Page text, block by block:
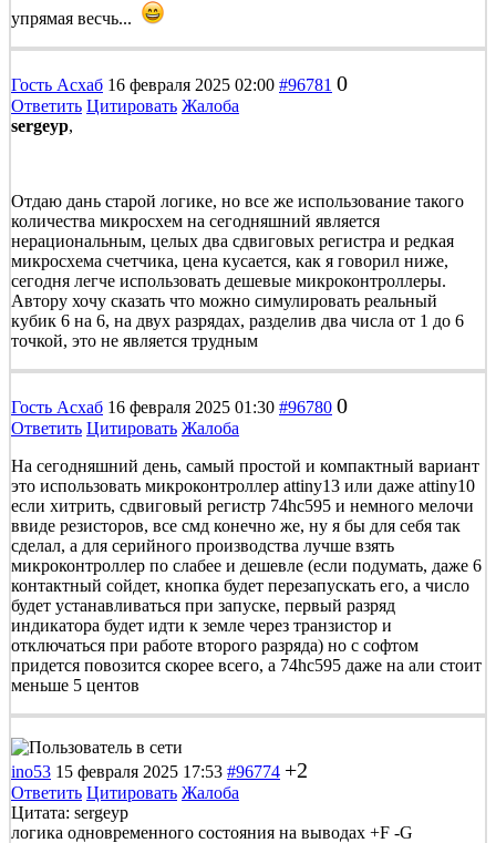
упрямая весчь...
Гость Асхаб 16 февраля 2025 02:00 #96781 0
Ответить Цитировать Жалоба
sergeyp,
Отдаю дань старой логике, но все же использование такого
количества микросхем на сегодняшний является
нерациональным, целых два сдвиговых регистра и редкая
микросхема счетчика, цена кусается, как я говорил ниже,
сегодня легче использовать дешевые микроконтроллеры.
Автору хочу сказать что можно симулировать реальный
кубик 6 на 6, на двух разрядах, разделив два числа от 1 до 6
точкой, это не является трудным
Гость Асхаб 16 февраля 2025 01:30 #96780 0
Ответить Цитировать Жалоба
На сегодняшний день, самый простой и компактный вариант
это использовать микроконтроллер attiny13 или даже attiny10
если хитрить, сдвиговый регистр 74hc595 и немного мелочи
ввиде резисторов, все смд конечно же, ну я бы для себя так
сделал, а для серийного производства лучше взять
микроконтроллер по слабее и дешевле (если подумать, даже 6
контактный сойдет, кнопка будет перезапускать его, а число
будет устанавливаться при запуске, первый разряд
индикатора будет идти к земле через транзистор и
отключаться при работе второго разряда) но с софтом
придется повозится скорее всего, а 74hc595 даже на али стоит
меньше 5 центов
ino53 15 февраля 2025 17:53 #96774 +2
Ответить Цитировать Жалоба
Цитата: sergeyp
логика одновременного состояния на выводах +F -G